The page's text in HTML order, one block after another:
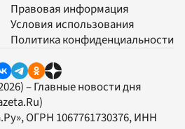
Правовая информация
Условия использования
Политика конфиденциальности
– Главные новости дня
, ОГРН 1067761730376, ИНН